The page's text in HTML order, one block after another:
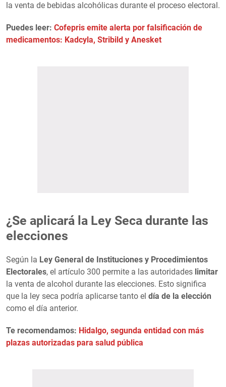
la venta de bebidas alcohólicas durante el proceso electoral.
Puedes leer: Cofepris emite alerta por falsificación de
medicamentos: Kadcyla, Stribild y Anesket
¿Se aplicará la Ley Seca durante las
elecciones
Según la Ley General de Instituciones y Procedimientos
Electorales, el artículo 300 permite a las autoridades limitar
la venta de alcohol durante las elecciones. Esto significa
que la ley seca podría aplicarse tanto el día de la elección
como el día anterior.
Te recomendamos: Hidalgo, segunda entidad con más
plazas autorizadas para salud pública